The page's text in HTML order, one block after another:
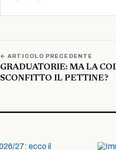
← ARTICOLO PRECEDENTE
GRADUATORIE: MA LA
SCONFITTO IL PETTINE?